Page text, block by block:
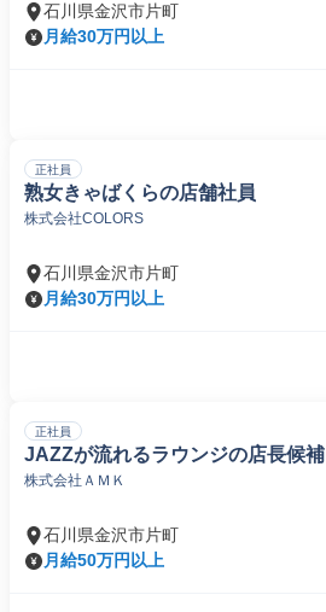
石川県金沢市片町
月給30万円以上
正社員
熟女きゃばくらの店舗社員
株式会社COLORS
石川県金沢市片町
月給30万円以上
正社員
JAZZが流れるラウンジの店長候補
株式会社ＡＭＫ
石川県金沢市片町
月給50万円以上